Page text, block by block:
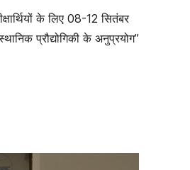
के लिए 08-12 सितंबर
प्रौद्योगिकी के अनुप्रयोग”